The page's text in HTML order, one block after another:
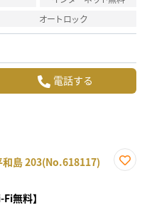
オートロック
電話する
和島 203(No.618117)
Fi無料】